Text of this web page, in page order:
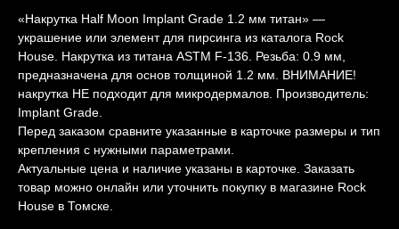
«Накрутка Half Moon Implant Grade 1.2 мм титан» —
украшение или элемент для пирсинга из каталога Rock
House. Накрутка из титана ASTM F-136. Резьба: 0.9 мм,
предназначена для основ толщиной 1.2 мм. ВНИМАНИЕ!
накрутка НЕ подходит для микродермалов. Производитель:
Implant Grade.
Перед заказом сравните указанные в карточке размеры и тип
крепления с нужными параметрами.
Актуальные цена и наличие указаны в карточке. Заказать
товар можно онлайн или уточнить покупку в магазине Rock
House в Томске.